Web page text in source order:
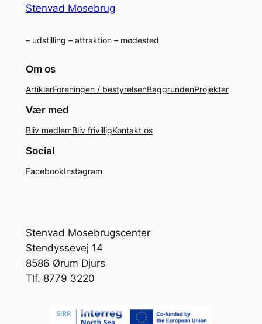
Stenvad Mosebrug
– udstilling – attraktion – mødested
Om os
ArtiklerForeningen / bestyrelsenBaggrundenProjekter
Vær med
Bliv medlemBliv frivilligKontakt os
Social
FacebookInstagram
Stenvad Mosebrugscenter
Stendyssevej 14
8586 Ørum Djurs
Tlf. 8779 3220